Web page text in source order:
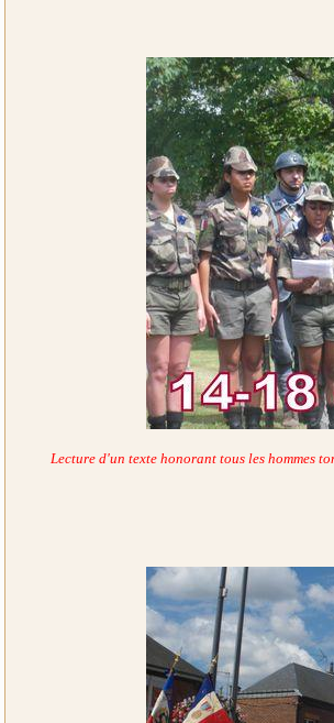
Lecture d'un texte honorant tous les hommes